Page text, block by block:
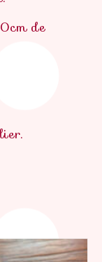
de